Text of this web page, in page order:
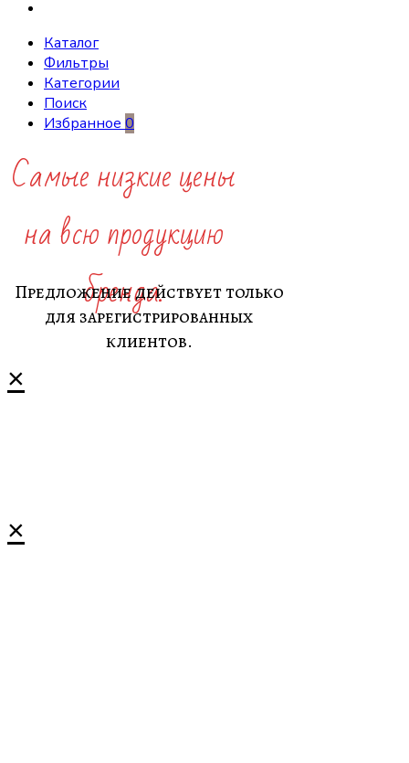
Каталог
Фильтры
Категории
Поиск
Избранное0
Самые низкие цены
на всю продукцию
бренда.
Предложение действует только
для зарегистрированных
клиентов.
×
×